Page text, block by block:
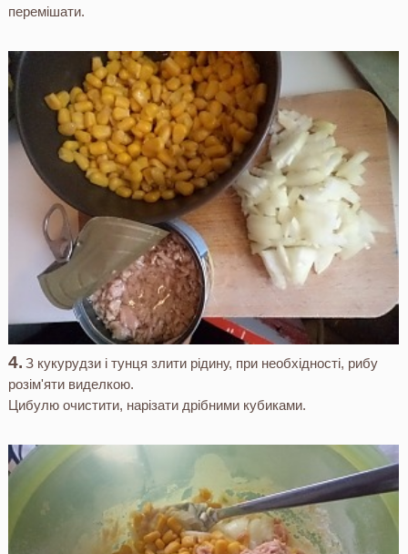
перемішати.
З кукурудзи і тунця злити рідину, при необхідності, рибу
розім'яти виделкою.
Цибулю очистити, нарізати дрібними кубиками.